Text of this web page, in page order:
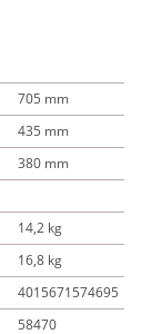
705 mm
435 mm
380 mm
14,2 kg
16,8 kg
4015671574695
58470